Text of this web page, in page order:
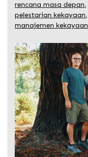
rencana masa depan,
pelestarian kekayaan,
manajemen kekayaan